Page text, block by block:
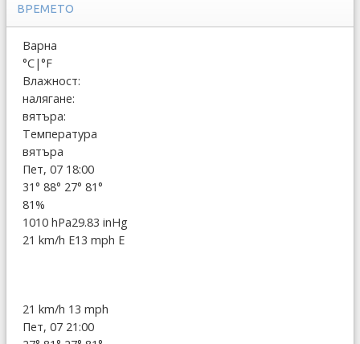
ВРЕМЕТО
Варна
°C|°F
Влажност:
налягане:
вятъра:
Температура
вятъра
Пет, 07 18:00
31° 88° 27° 81°
81%
1010 hPa29.83 inHg
21 km/h E13 mph E
21 km/h 13 mph
Пет, 07 21:00